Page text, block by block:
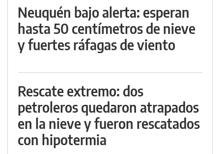
Neuquén bajo alerta: esperan
hasta 50 centímetros de nieve
y fuertes ráfagas de viento
Rescate extremo: dos
petroleros quedaron atrapados
en la nieve y fueron rescatados
con hipotermia